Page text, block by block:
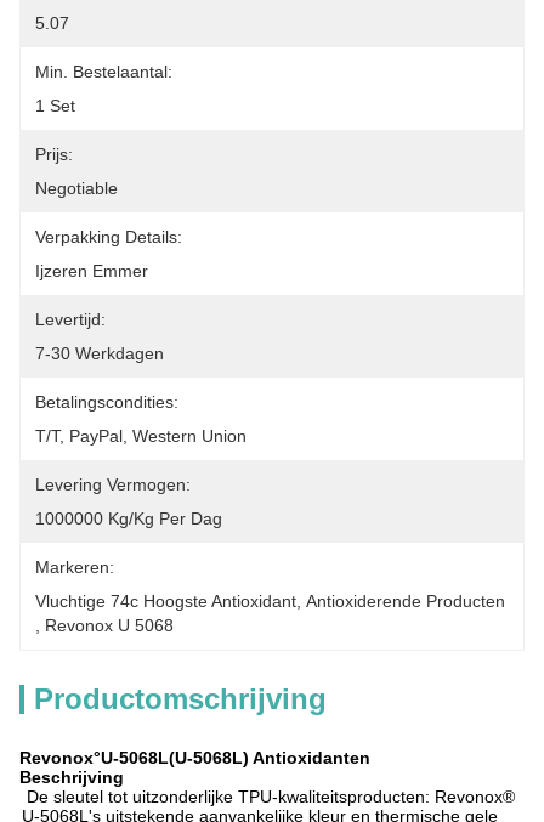
5.07
Min. Bestelaantal:
1 Set
Prijs:
Negotiable
Verpakking Details:
Ijzeren Emmer
Levertijd:
7-30 Werkdagen
Betalingscondities:
T/T, PayPal, Western Union
Levering Vermogen:
1000000 Kg/kg Per Dag
Markeren:
Vluchtige 74c Hoogste Antioxidant Antioxiderende Producten
Revonox U 5068
Productomschrijving
Revonox°U-5068L(U-5068L) Antioxidanten
Beschrijving
De sleutel tot uitzonderlijke TPU-kwaliteitsproducten: Revonox®
U-5068L's uitstekende aanvankelijke kleur en thermische gele